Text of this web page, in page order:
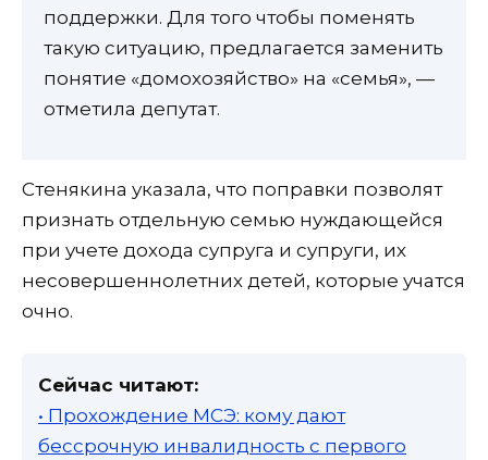
поддержки. Для того чтобы поменять
такую ситуацию, предлагается заменить
понятие «домохозяйство» на «семья», —
отметила депутат.
Стенякина указала, что поправки позволят
признать отдельную семью нуждающейся
при учете дохода супруга и супруги, их
несовершеннолетних детей, которые учатся
очно.
Сейчас читают:
• Прохождение МСЭ: кому дают
бессрочную инвалидность с первого